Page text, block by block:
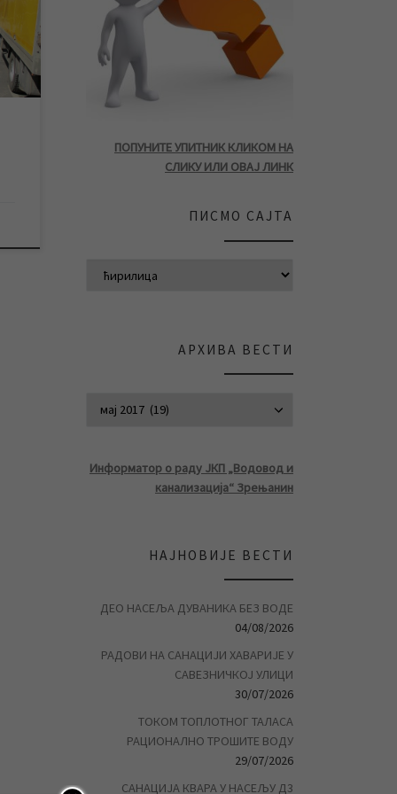
и
од
ПОПУНИТЕ УПИТНИК КЛИКОМ НА
СЛИКУ ИЛИ ОВАЈ ЛИНК
ПИСМО САЈТА
АРХИВА ВЕСТИ
Информатор о раду ЈКП „Водовод и
канализација“ Зрењанин
НАЈНОВИЈЕ ВЕСТИ
ДЕО НАСЕЉА ДУВАНИКА БЕЗ ВОДЕ
04/08/2026
РАДОВИ НА САНАЦИЈИ ХАВАРИЈЕ У
САВЕЗНИЧКОЈ УЛИЦИ
30/07/2026
ТОКОМ ТОПЛОТНОГ ТАЛАСА
РАЦИОНАЛНО ТРОШИТЕ ВОДУ
29/07/2026
САНАЦИЈА КВАРА У НАСЕЉУ Д3